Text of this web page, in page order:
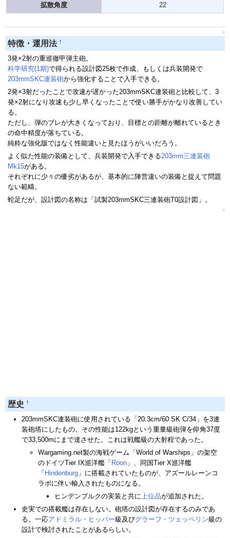
拡散角度 22
↑
特徴・運用法 †
3発×2射の重巡徹甲弾主砲。
科学研究(1期)で得られる設計図25枚で作成、もしくは兵装開発で
203mmSKC連装砲から強化することで入手できる。
2発×3射だったことで攻速が遅かった203mmSKC連装砲と比較して、3
発×2射になり攻速も少し早くなったことで使い勝手がかなり改善してい
る。
ただし、弾のブレが大きくなっており、目標との距離が離れているとき
の命中精度が落ちている。
純粋な強化版ではなく性能違いと見たほうがいいだろう。
よく似た性能の装備として、兵装開発で入手できる203mm三連装砲
Mk15がある。
それぞれに少々の優劣があるが、基本的に陣営違いの装備と捉えて問題
ない範疇。
蛇足だが、設計図の名称は「試製203mmSKC三連装砲T0設計図」。
↑
歴史 †
203mmSKC連装砲に使用されている「20.3cm/60 SK C/34」を3連
装砲塔にしたもの。その性能は122kgという重量級砲弾を仰角37度
で33,500mにまで達させた。これは戦艦級の大射程であった。
Wargaming.net製の海戦ゲーム「World of Warships」の架空
のドイツTier IX巡洋艦「 Roon 」、同国Tier X巡洋艦
「 Hindenburg 」に搭載されていたものが、アズールレーンコ
ラボに伴い輸入されたものになる。
ヒンデンブルクの実装と共に上位品が追加された。
史実での搭載艦は存在しない。砲塔の設計図が存在するのみであ
る。一応アドミラル・ヒッパー級及びグラーフ・ツェッペリン級の
設計で検討されたことがあるらしい。